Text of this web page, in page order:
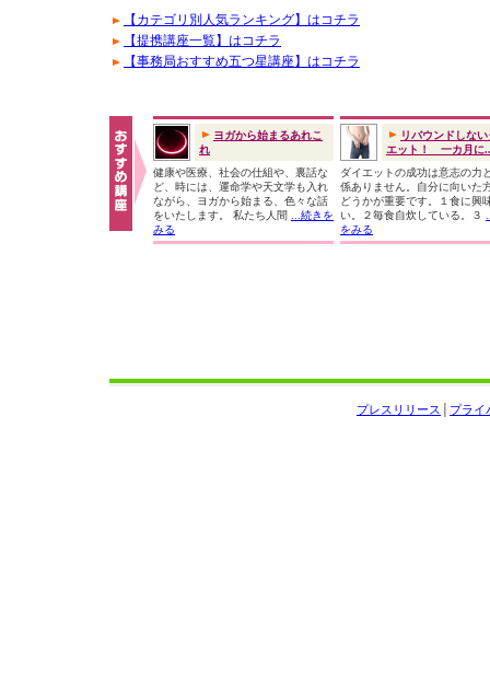
【カテゴリ別人気ランキング】はコチラ
【提携講座一覧】はコチラ
【事務局おすすめ五つ星講座】はコチラ
ヨガから始まるあれこ
れ
健康や医療、社会の仕組や、裏話な
ど、時には、運命学や天文学も入れ
ながら、ヨガから始まる、色々な話
をいたします。 私たち人間
...続きを
みる
リバウンドしな
エット！ 一カ月に
ダイエットの成功は意志の力
係ありません。自分に向いた
どうかが重要です。１食に興
い。２毎食自炊している。３
をみる
プライ
プレスリリース